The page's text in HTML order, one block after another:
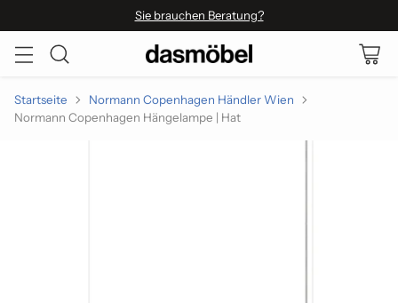
Sie brauchen Beratung?
Startseite
Normann Copenhagen Händler Wien
Normann Copenhagen Hängelampe | Hat